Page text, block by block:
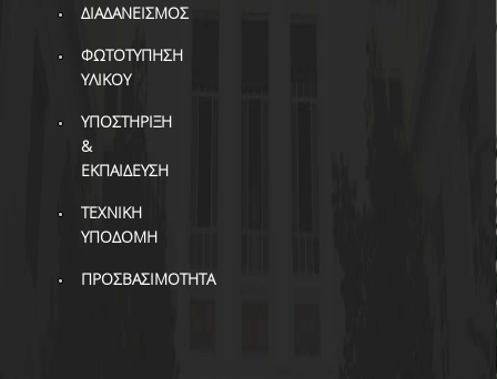
ΔΙΑΔΑΝΕΙΣΜΟΣ
ΦΩΤΟΤΥΠΗΣΗ
ΥΛΙΚΟΥ
ΥΠΟΣΤΗΡΙΞΗ
&
ΕΚΠΑΙΔΕΥΣΗ
ΤΕΧΝΙΚΗ
ΥΠΟΔΟΜΗ
ΠΡΟΣΒΑΣΙΜΟΤΗΤΑ